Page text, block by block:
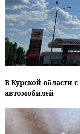
В Курской области
автомобилей